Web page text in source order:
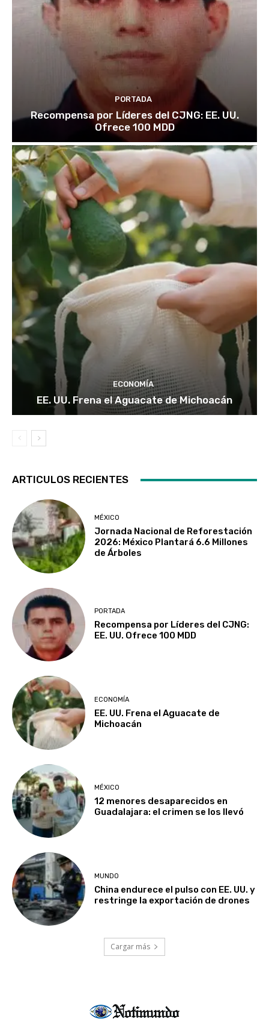
PORTADA
Recompensa por Líderes del CJNG: EE. UU.
Ofrece 100 MDD
ECONOMÍA
EE. UU. Frena el Aguacate de Michoacán
ARTICULOS RECIENTES
MÉXICO
Jornada Nacional de Reforestación
2026: México Plantará 6.6 Millones
de Árboles
PORTADA
Recompensa por Líderes del CJNG:
EE. UU. Ofrece 100 MDD
ECONOMÍA
EE. UU. Frena el Aguacate de
Michoacán
MÉXICO
12 menores desaparecidos en
Guadalajara: el crimen se los llevó
MUNDO
China endurece el pulso con EE. UU. y
restringe la exportación de drones
Cargar más